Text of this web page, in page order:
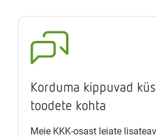
Korduma kippuvad
toodete kohta
Meie KKK-osast leiate